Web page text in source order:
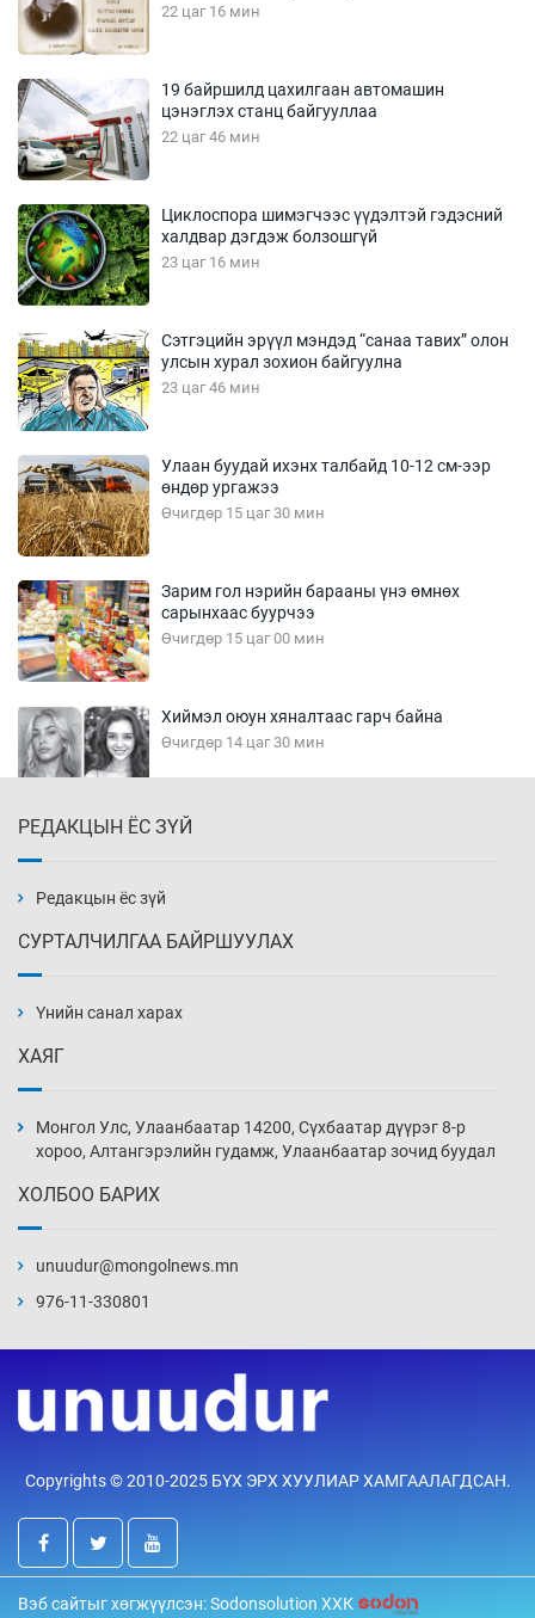
22 цаг 16 мин
19 байршилд цахилгаан автомашин
цэнэглэх станц байгууллаа
22 цаг 46 мин
Циклоспора шимэгчээс үүдэлтэй гэдэсний
халдвар дэгдэж болзошгүй
23 цаг 16 мин
Сэтгэцийн эрүүл мэндэд “санаа тавих” олон
улсын хурал зохион байгуулна
23 цаг 46 мин
Улаан буудай ихэнх талбайд 10-12 см-ээр
өндөр ургажээ
Өчигдөр 15 цаг 30 мин
Зарим гол нэрийн барааны үнэ өмнөх
сарынхаас буурчээ
Өчигдөр 15 цаг 00 мин
Хиймэл оюун хяналтаас гарч байна
Өчигдөр 14 цаг 30 мин
Өчигдөр 14 цаг 00 мин
нэмэгджээ
Өчигдөр 13 цаг 30 мин
Өчигдөр 13 цаг 00 мин
Өчигдөр 12 цаг 30 мин
үйлчилж буй гэв
Өчигдөр 12 цаг 00 мин
“Туул усан цогцолбор”-ын ТЭЗҮ-ийг
РЕДАКЦЫН ЁС ЗҮЙ
Редакцын ёс зүй
СУРТАЛЧИЛГАА БАЙРШУУЛАХ
Үнийн санал харах
ХАЯГ
Монгол Улс, Улаанбаатар 14200, Сүхбаатар дүүрэг 8-р
хороо, Алтангэрэлийн гудамж, Улаанбаатар зочид буудал
ХОЛБОО БАРИХ
unuudur@mongolnews.mn
976-11-330801
Copyrights © 2010-2025 БҮХ ЭРХ ХУУЛИАР ХАМГААЛАГДСАН.
Вэб сайтыг хөгжүүлсэн: Sodonsolution ХХК